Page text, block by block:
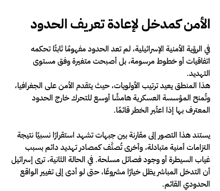
الأمن كمدخل لإعادة تعريف الحدود
في الرؤية الأمنية الإسرائيلية، لم تعد الحدود مفهومًا ثابتًا تحكمه
اتفاقيات أو خطوط مرسومة، بل أصبحت متغيرة وفق مستوى
التهديد.
هذا المنطق يعيد ترتيب الأولويات، حيث يتقدم الأمن على الجغرافيا،
وتُمنح المؤسسة العسكرية هامشًا أوسع للتحرك خارج الحدود
المعترف بها إذا اعتُبر الخطر قائمًا.
يستند هذا التصور إلى مقارنة بين جبهات تشهد استقرارًا نسبيًا نتيجة
التزامات أمنية متبادلة، وأخرى تُصنَّف كمصادر تهديد دائم بسبب
غياب السيطرة أو وجود فصائل مسلحة. في الحالة الثانية، ترى إسرائيل
أن التدخل المباشر يظل خيارًا مشروعًا، حتى لو أدى إلى تغيير الواقع
الحدودي القائم.